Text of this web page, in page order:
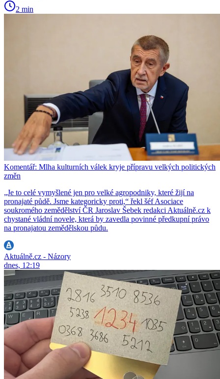
2 min
Komentář: Mlha kulturních válek kryje přípravu velkých politických
změn
„Je to celé vymyšlené jen pro velké agropodniky, které žijí na
pronajaté půdě. Jsme kategoricky proti,“ řekl šéf Asociace
soukromého zemědělství ČR Jaroslav Šebek redakci Aktuálně.cz k
chystané vládní novele, která by zavedla povinné předkupní právo
na pronajatou zemědělskou půdu.
Aktuálně.cz - Názory
dnes, 12:19